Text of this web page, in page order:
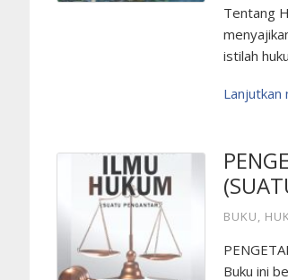
Tentang
istilah
BUKU,
Buku ini